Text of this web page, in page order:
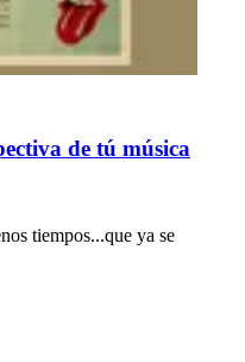
de tú música
tiempos...que ya se